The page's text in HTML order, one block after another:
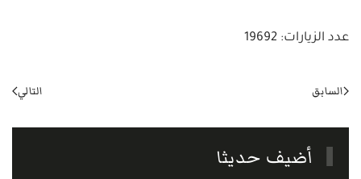
عدد الزيارات: 19692
السابق التالي
أضيف حديثا